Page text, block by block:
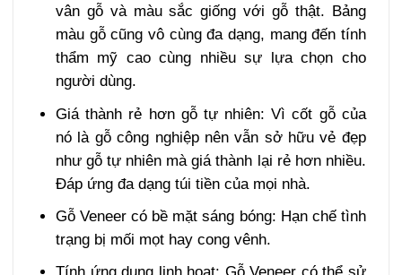
vân gỗ và màu sắc giống với gỗ thật. Bảng
màu gỗ cũng vô cùng đa dạng, mang đến tính
thẩm mỹ cao cùng nhiều sự lựa chọn cho
người dùng.
Giá thành rẻ hơn gỗ tự nhiên: Vì cốt gỗ của
nó là gỗ công nghiệp nên vẫn sở hữu vẻ đẹp
như gỗ tự nhiên mà giá thành lại rẻ hơn nhiều.
Đáp ứng đa dạng túi tiền của mọi nhà.
Gỗ Veneer có bề mặt sáng bóng: Hạn chế tình
trạng bị mối mọt hay cong vênh.
Tính ứng dụng linh hoạt: Gỗ Veneer có thể sử